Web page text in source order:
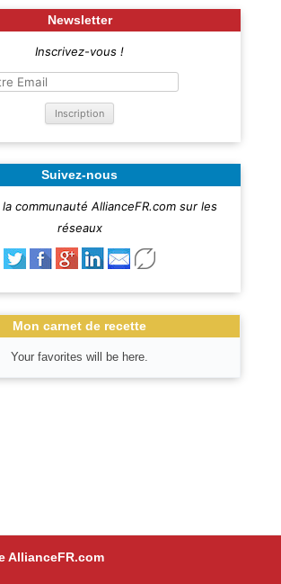
Newsletter
Inscrivez-vous !
Suivez-nous
communauté AllianceFR.com sur les
réseaux
Mon carnet de recette
Your favorites will be here.
AllianceFR.com